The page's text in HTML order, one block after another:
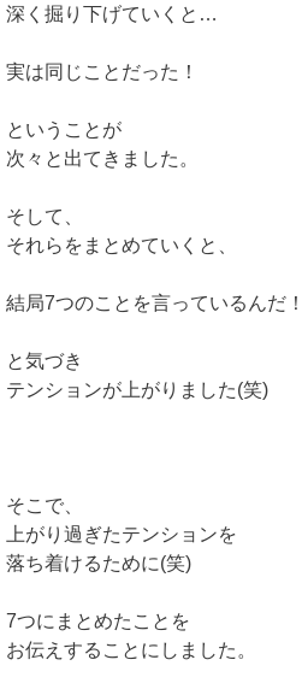
深く掘り下げていくと…
実は同じことだった！
ということが
次々と出てきました。
そして、
それらをまとめていくと、
結局7つのことを言っているんだ！
と気づき
テンションが上がりました(笑)
そこで、
上がり過ぎたテンションを
落ち着けるために(笑)
7つにまとめたことを
お伝えすることにしました。